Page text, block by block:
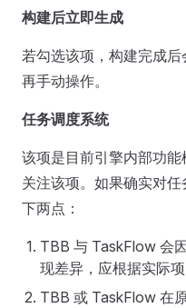
构建后立即生成
若勾选该项，构建完成
再手动操作。
任务调度系统
该项是目前引擎内部功
关注该项。如果确实对
下两点：
TBB 与 TaskFlow 会
现差异，应根据实际项
TBB 或 TaskFlow 在